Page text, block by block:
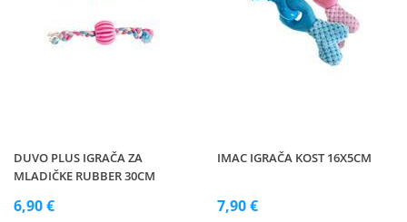
DUVO PLUS IGRAČA ZA
MLADIČKE RUBBER 30CM
6,90 €
IMAC IGRAČA KOST 16X5CM
7,90 €